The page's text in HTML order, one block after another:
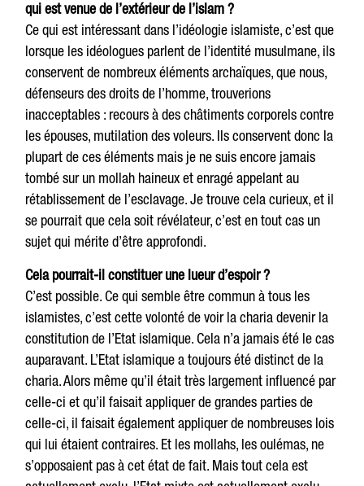
qui est venue de l’extérieur de l’islam ?
Ce qui est intéressant dans l’idéologie islamiste, c’est que
lorsque les idéologues parlent de l’identité musulmane, ils
conservent de nombreux éléments archaïques, que nous,
défenseurs des droits de l’homme, trouverions
inacceptables : recours à des châtiments corporels contre
les épouses, mutilation des voleurs. Ils conservent donc la
plupart de ces éléments mais je ne suis encore jamais
tombé sur un mollah haineux et enragé appelant au
rétablissement de l’esclavage. Je trouve cela curieux, et il
se pourrait que cela soit révélateur, c’est en tout cas un
sujet qui mérite d’être approfondi.
Cela pourrait-il constituer une lueur d’espoir ?
C’est possible. Ce qui semble être commun à tous les
islamistes, c’est cette volonté de voir la charia devenir la
constitution de l’Etat islamique. Cela n’a jamais été le cas
auparavant. L’Etat islamique a toujours été distinct de la
charia. Alors même qu’il était très largement influencé par
celle-ci et qu’il faisait appliquer de grandes parties de
celle-ci, il faisait également appliquer de nombreuses lois
qui lui étaient contraires. Et les mollahs, les oulémas, ne
s’opposaient pas à cet état de fait. Mais tout cela est